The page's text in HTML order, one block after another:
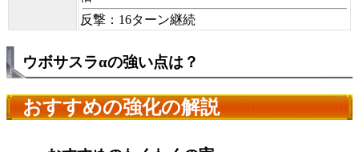
反撃：16ターン継続
ウボサスラαの強い点は？
おすすめの強化の解説